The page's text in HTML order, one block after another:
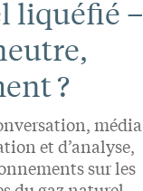
liquéfié –
?
média
et d’analyse,
sur les